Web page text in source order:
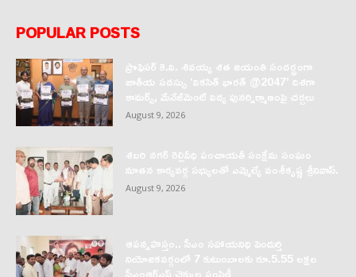
POPULAR POSTS
ప్రొఫెసర్‌ కె.వి. శివయ్య శత జయంతి సందర్భంగా
జాతీయ సదస్సు ‘వికసిత్‌ భారత్‌ @2047’ దిశగా
కామర్స్‌, మేనేజ్‌మెంట్‌ విద్య పునర్నిర్మాణంపై చర్చలు
August 9, 2026
శబరి నగర్ రెల్లివీధి పంచాయతీ సంక్షేమ సంఘం
నూతన కార్యవర్గ సభ్యులతో ఎమ్మెల్యే వంశీకృష్ణ శ్రీనివాస్.
August 9, 2026
ఆపన్నహస్తం.. సీఎం సహాయనిధి పెందుర్తి
నియోజకవర్గంలో 7 కుటుంబాలకు రూ.5.55 లక్షల